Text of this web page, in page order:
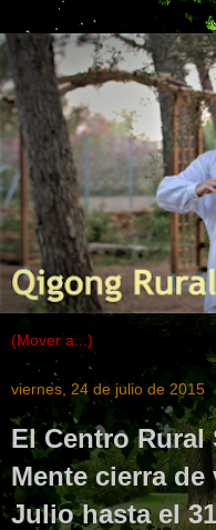
viernes, 24 de julio de 2015
El Centro Rural
Mente cierra de
Julio hasta el